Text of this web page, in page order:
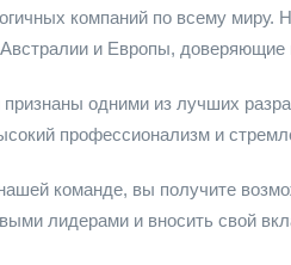
компаний по всему
и Европы, доверяющие
одними из лучших
профессионализм и
команде, вы получите
лидерами и вносить свой